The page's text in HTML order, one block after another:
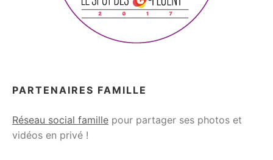
PARTENAIRES FAMILLE
Réseau social famille pour partager ses photos et
vidéos en privé !